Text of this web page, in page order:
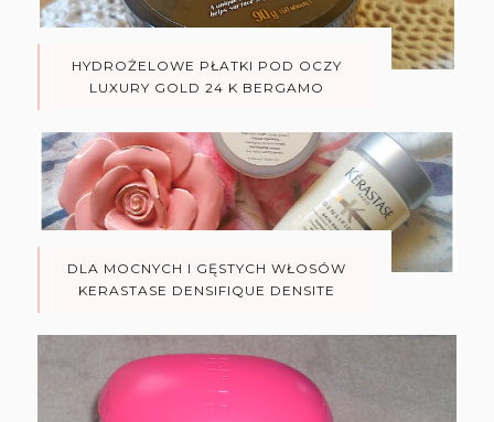
HYDROŻELOWE PŁATKI POD OCZY
LUXURY GOLD 24 K BERGAMO
DLA MOCNYCH I GĘSTYCH WŁOSÓW
KERASTASE DENSIFIQUE DENSITE